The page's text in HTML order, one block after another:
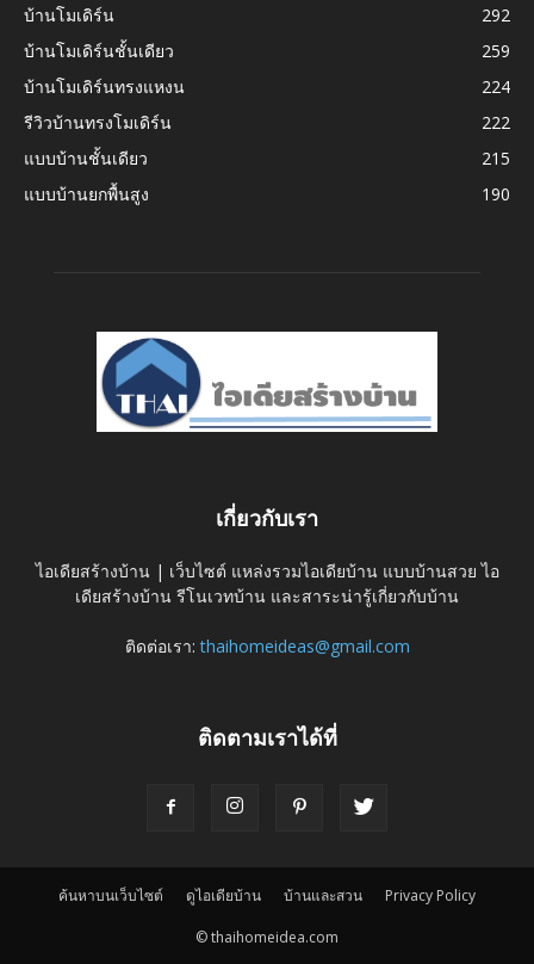
บ้านโมเดิร์น
292
บ้านโมเดิร์นชั้นเดียว
259
บ้านโมเดิร์นทรงแหงน
224
รีวิวบ้านทรงโมเดิร์น
222
แบบบ้านชั้นเดียว
215
แบบบ้านยกพื้นสูง
190
เกี่ยวกับเรา
ไอเดียสร้างบ้าน | เว็บไซต์ แหล่งรวมไอเดียบ้าน แบบบ้านสวย ไอ
เดียสร้างบ้าน รีโนเวทบ้าน และสาระน่ารู้เกี่ยวกับบ้าน
ติดต่อเรา:thaihomeideas@gmail.com
ติดตามเราได้ที่
ค้นหาบนเว็บไซต์ ดูไอเดียบ้าน บ้านและสวน Privacy Policy
© thaihomeidea.com